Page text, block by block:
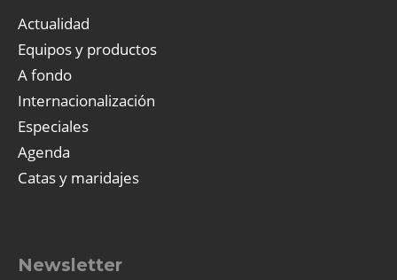
Actualidad
Equipos y productos
A fondo
Internacionalización
Especiales
Agenda
Catas y maridajes
Newsletter